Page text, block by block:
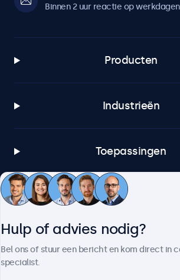
Binnen 2 uur reactie op werkdagen
Producten
Industrieën
Toepassingen
Klantenservice
Hulp of advies nodig?
Bel ons of stuur een bericht en kom direct in
specialist.